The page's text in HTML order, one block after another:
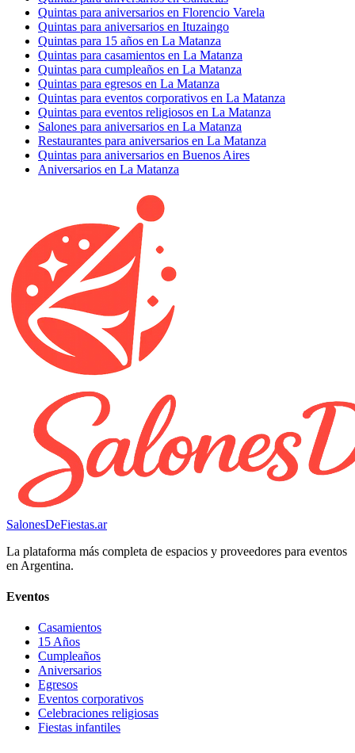
Quintas para aniversarios en Florencio Varela
Quintas para aniversarios en Ituzaingo
Quintas para 15 años en La Matanza
Quintas para casamientos en La Matanza
Quintas para cumpleaños en La Matanza
Quintas para egresos en La Matanza
Quintas para eventos corporativos en La Matanza
Quintas para eventos religiosos en La Matanza
Salones para aniversarios en La Matanza
Restaurantes para aniversarios en La Matanza
Quintas para aniversarios en Buenos Aires
Aniversarios en La Matanza
SalonesDeFiestas.ar
La plataforma más completa de espacios y proveedores para eventos
en Argentina.
Eventos
Casamientos
15 Años
Cumpleaños
Aniversarios
Egresos
Eventos corporativos
Celebraciones religiosas
Fiestas infantiles